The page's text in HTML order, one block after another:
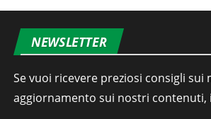
NEWSLETTER
Se vuoi ricevere preziosi consigli
aggiornamento sui nostri